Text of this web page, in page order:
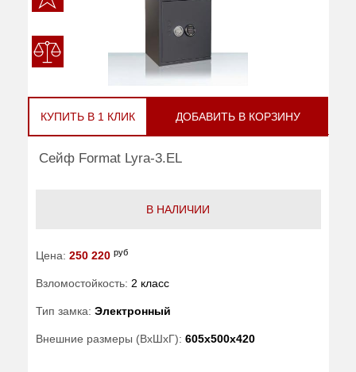
КУПИТЬ В 1 КЛИК ДОБАВИТЬ В КОРЗИНУ
Сейф Format Lyra-3.EL
В НАЛИЧИИ
Цена: 250 220 руб
Взломостойкость: 2 класс
Тип замка: Электронный
Внешние размеры (ВхШхГ): 605x500x420